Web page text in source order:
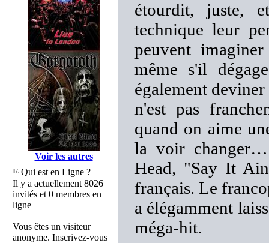
Voir les autres
Qui est en Ligne ?
Il y a actuellement 8026
invités et 0 membres en
ligne
Vous êtes un visiteur
anonyme. Inscrivez-vous
étourdit, juste,
technique leur
peuvent
même s'il
également
n'est pas
quand on aime
la voir
Head, "Say It
français. Le
a élégamment
méga-hit.